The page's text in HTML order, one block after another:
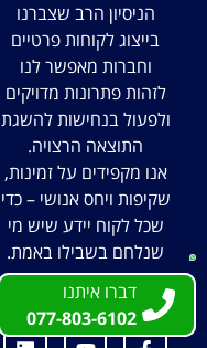
דברו איתנו
077-803-6102
הניסיון הרב שצברנו
בייצוג לקוחות פרטיים
וחברות מאפשר לנו
לזהות פתרונות מדויקים
ולפעול בנחישות להשגת
התוצאה הרצויה.
אנו מקפידים על זמינות,
שקיפות ויחס אנושי – כדי
שכל לקוח יידע שיש מי
שנלחם בשבילו באמת.
משרדנו ברשתות:
דברו איתנו
077-803-6102